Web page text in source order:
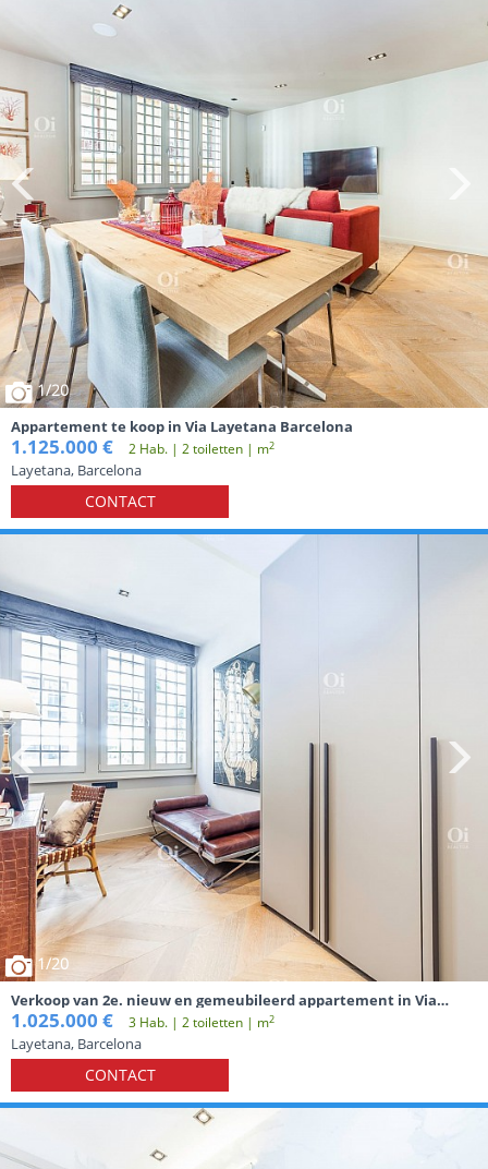
1/20
Appartement te koop in Via Layetana Barcelona
1.125.000 € 2 Hab. | 2 toiletten | m2
Layetana, Barcelona
CONTACT
1/20
Verkoop van 2e. nieuw en gemeubileerd appartement in Via
Layetana
1.025.000 € 3 Hab. | 2 toiletten | m2
Layetana, Barcelona
CONTACT